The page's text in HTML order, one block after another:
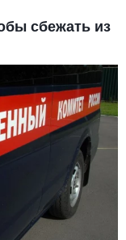
сбежать из